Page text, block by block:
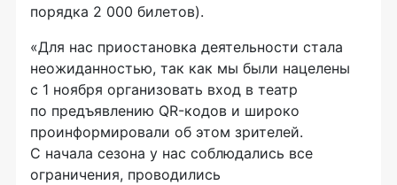
порядка 2 000 билетов).
«Для нас приостановка деятельности стала
неожиданностью, так как мы были нацелены
с 1 ноября организовать вход в театр
по предъявлению QR-кодов и широко
проинформировали об этом зрителей.
С начала сезона у нас соблюдались все
ограничения, проводились